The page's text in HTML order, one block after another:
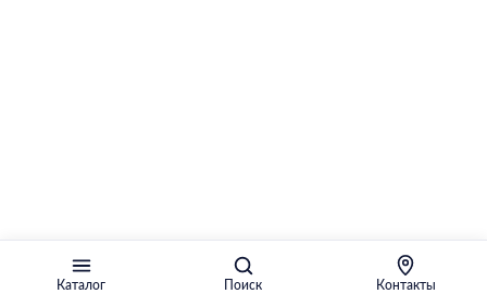
Каталог Поиск Контакты